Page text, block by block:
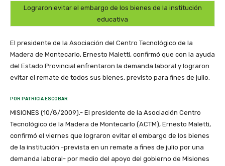
Lograron evitar el embargo de los bienes de la institución
educativa
El presidente de la Asociación del Centro Tecnológico de la
Madera de Montecarlo, Ernesto Maletti, confirmó que con la ayuda
del Estado Provincial enfrentaron la demanda laboral y lograron
evitar el remate de todos sus bienes, previsto para fines de julio.
POR PATRICIA ESCOBAR
MISIONES (10/8/2009).- El presidente de la Asociación Centro
Tecnológico de la Madera de Montecarlo (ACTM), Ernesto Maletti,
confirmó el viernes que lograron evitar el embargo de los bienes
de la institución -prevista en un remate a fines de julio por una
demanda laboral- por medio del apoyo del gobierno de Misiones